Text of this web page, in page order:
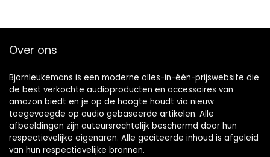
Over ons
Bjornleukemans is een moderne alles-in-één-prijswebsite die
de best verkochte audioproducten en accessoires van
amazon biedt en je op de hoogte houdt via nieuw
toegevoegde op audio gebaseerde artikelen. Alle
afbeeldingen zijn auteursrechtelijk beschermd door hun
respectievelijke eigenaren. Alle geciteerde inhoud is afgeleid
van hun respectievelijke bronnen.